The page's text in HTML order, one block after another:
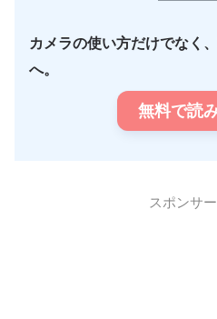
カメラの使い方だけでなく
へ。
無料で読
スポンサ